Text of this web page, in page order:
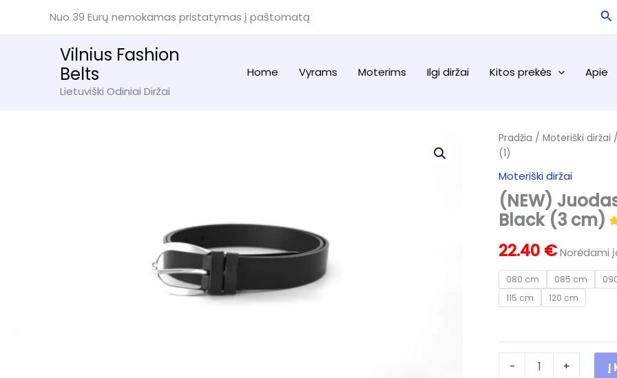
Nuo 39 Eurų nemokamas pristatymas į paštomatą
Vilnius Fashion
Belts
Lietuviški Odiniai Diržai
Home Vyrams Moterims Ilgi diržai Kitos prekės Apie
Pradžia /Moteriški diržai
(1)
Moteriški diržai
(NEW)
Black (3 cm)
22.40 €Norėdami
080 cm 085 cm
115 cm
120 cm
-
produkto
+ Į